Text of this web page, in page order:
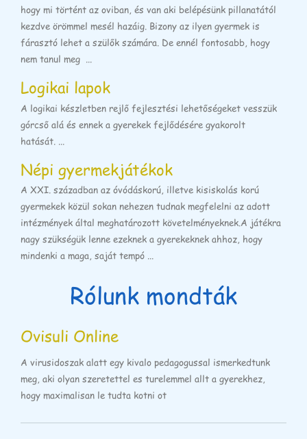
hogy mi történt az oviban, és van aki belépésünk pillanatától
kezdve örömmel mesél hazáig. Bizony az ilyen gyermek is
fárasztó lehet a szülők számára. De ennél fontosabb, hogy
nem tanul meg ...
Logikai lapok
A logikai készletben rejlő fejlesztési lehetőségeket vesszük
górcső alá és ennek a gyerekek fejlődésére gyakorolt
hatását. ...
Népi gyermekjátékok
A XXI. században az óvódáskorú, illetve kisiskolás korú
gyermekek közül sokan nehezen tudnak megfelelni az adott
intézmények által meghatározott követelményeknek.A játékra
nagy szükségük lenne ezeknek a gyerekeknek ahhoz, hogy
mindenki a maga, saját tempó ...
Rólunk mondták
Ovisuli Online
A virusidoszak alatt egy kivalo pedagogussal ismerkedtunk
meg, aki olyan szeretettel es turelemmel allt a gyerekhez,
hogy maximalisan le tudta kotni ot